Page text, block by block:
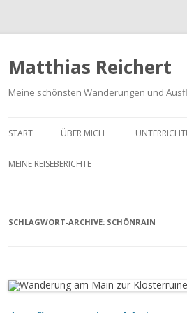
Matthias Reichert
Meine schönsten Wanderungen und
START ÜBER MICH
MEINE REISEBERICHTE
MEIN SCHWARZWALD URLAUB
SCHLAGWORT-ARCHIVE: SCHÖNRAIN